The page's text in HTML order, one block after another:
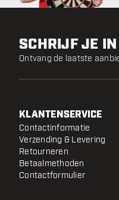
SCHRIJF JE
Ontvang de laatste
KLANTENSERVICE
Contactinformatie
Verzending & Levering
Retourneren
Betaalmethoden
Contactformulier